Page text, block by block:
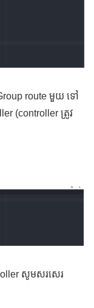
route មួយ​ ទៅ
(controller ត្រូវ
សូមសរសេរ